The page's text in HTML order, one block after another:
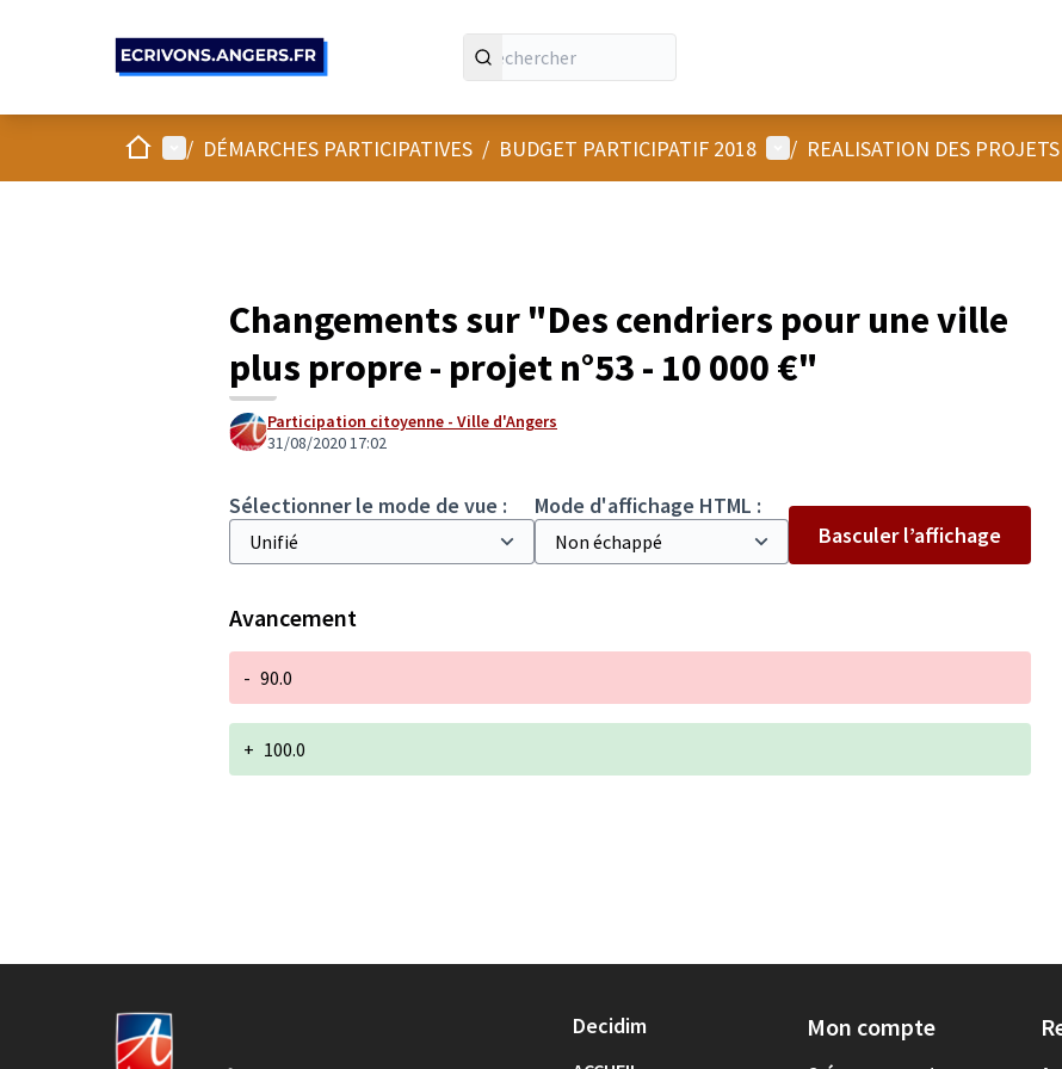
AccueilMenu principal
/ DÉMARCHES PARTICIPATIVES / BUDGET PARTICIPATIF 2018 Menu utilisateur
/ REALISATION DES
Changements sur "Des cendriers pour une ville
plus propre - projet n°53 - 10 000 €"
Participation citoyenne - Ville d'Angers
31/08/2020 17:02
Sélectionner le mode de vue :
Mode d'affichage HTML :
Basculer l’affichage
Avancement
- 90.0
+ 100.0
Decidim Mon compte